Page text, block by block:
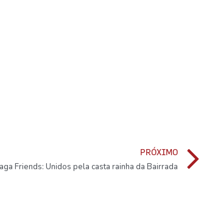
PRÓXIMO
Friends: Unidos pela casta rainha da Bairrada